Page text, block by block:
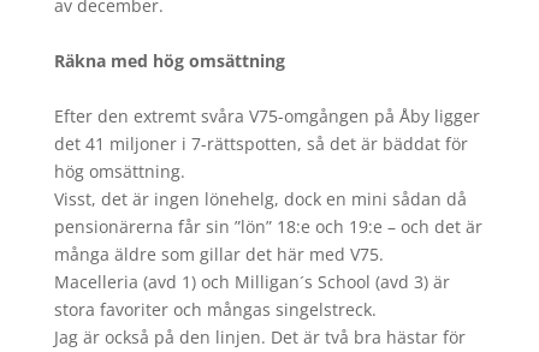
av december.
Räkna med hög omsättning
Efter den extremt svåra V75-omgången på Åby ligger
det 41 miljoner i 7-rättspotten, så det är bäddat för
hög omsättning.
Visst, det är ingen lönehelg, dock en mini sådan då
pensionärerna får sin ”lön” 18:e och 19:e – och det är
många äldre som gillar det här med V75.
Macelleria (avd 1) och Milligan´s School (avd 3) är
stora favoriter och mångas singelstreck.
Jag är också på den linjen. Det är två bra hästar för